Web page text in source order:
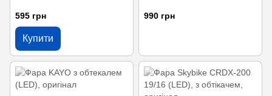
595 грн
Купити
990 грн